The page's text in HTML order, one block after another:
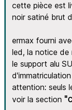
cette pièce est
noir satiné brut
ermax fourni
led, la notice de
le support alu
attention: seuls
voir la section